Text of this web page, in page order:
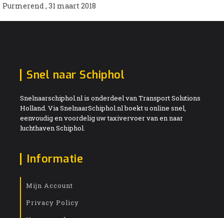
Purmerend , 31 maart 2018
Snel naar Schiphol
Snelnaarschiphol.nl is onderdeel van Transport Solutions
Holland. Via SnelnaarSchiphol.nl boekt u online snel,
eenvoudig en voordelig uw taxivervoer van en naar
luchthaven Schiphol.
Informatie
Mijn Account
Privacy Policy